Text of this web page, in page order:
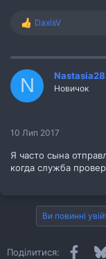
Р
к
ц
ї
:
DaxisV
N Новичок
10 Лип 2017
Я часто сына
когда служба
Ви повинні
Поділитися: